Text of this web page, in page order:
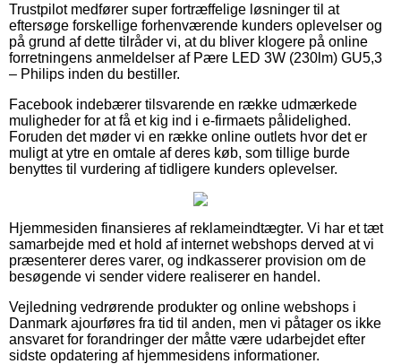
Trustpilot medfører super fortræffelige løsninger til at
eftersøge forskellige forhenværende kunders oplevelser og
på grund af dette tilråder vi, at du bliver klogere på online
forretningens anmeldelser af Pære LED 3W (230lm) GU5,3
– Philips inden du bestiller.
Facebook indebærer tilsvarende en række udmærkede
muligheder for at få et kig ind i e-firmaets pålidelighed.
Foruden det møder vi en række online outlets hvor det er
muligt at ytre en omtale af deres køb, som tillige burde
benyttes til vurdering af tidligere kunders oplevelser.
Hjemmesiden finansieres af reklameindtægter. Vi har et tæt
samarbejde med et hold af internet webshops derved at vi
præsenterer deres varer, og indkasserer provision om de
besøgende vi sender videre realiserer en handel.
Vejledning vedrørende produkter og online webshops i
Danmark ajourføres fra tid til anden, men vi påtager os ikke
ansvaret for forandringer der måtte være udarbejdet efter
sidste opdatering af hjemmesidens informationer.